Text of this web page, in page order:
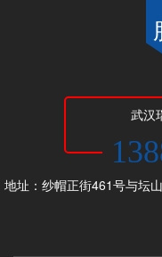
武汉
地址：纱帽正街461号与坛